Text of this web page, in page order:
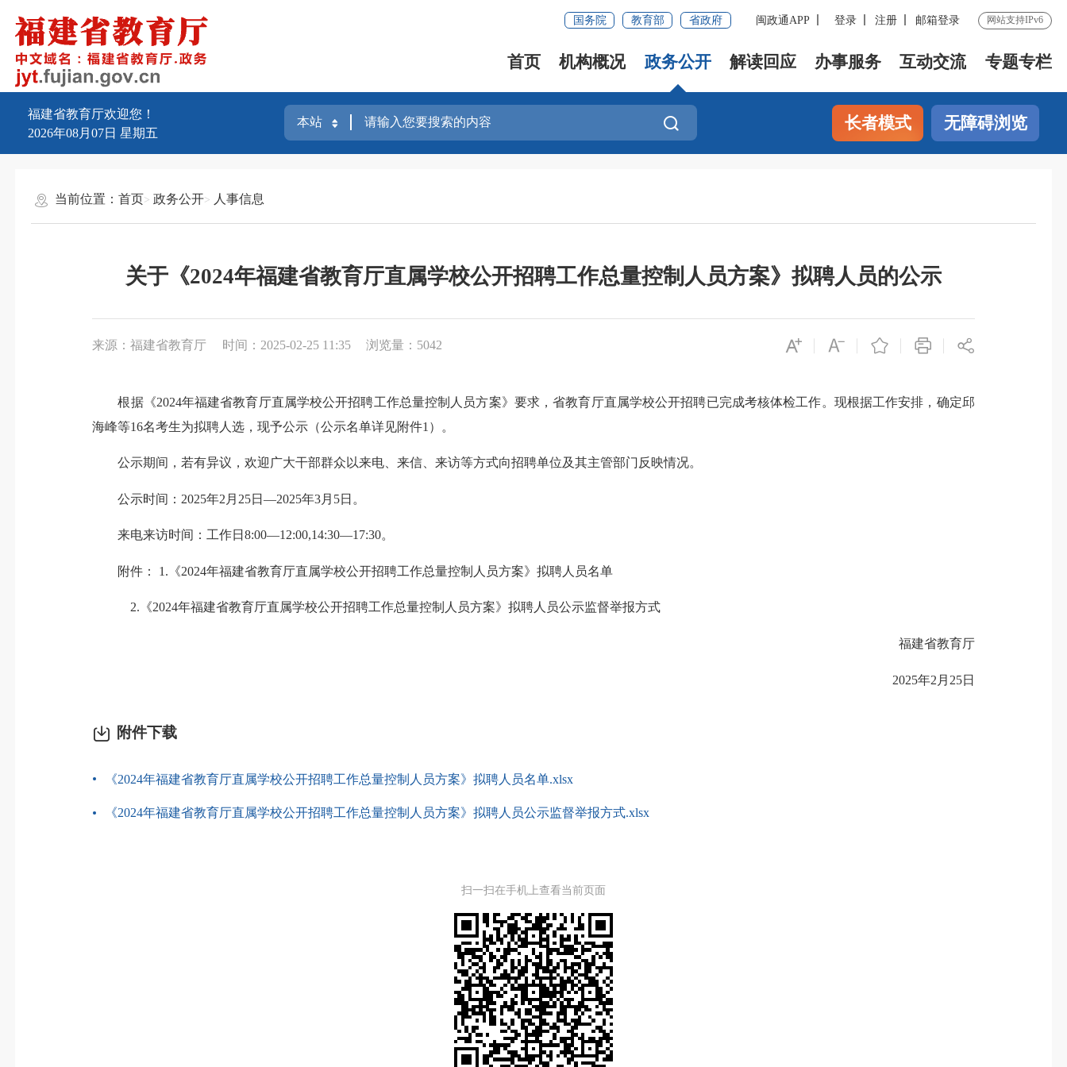
国务院 教育部 省政府 闽政通APP 登录 注册 邮箱登录 网站支持IPv6
首页 机构概况 政务公开 解读回应 办事服务 互动交流 专题专栏
福建省教育厅欢迎您！
2026年08月07日 星期五
长者模式 无障碍浏览
当前位置：首页 政务公开 人事信息
关于《2024年福建省教育厅直属学校公开招聘工作总量控制人员方案》拟聘人员的公示
来源：福建省教育厅 时间：2025-02-25 11:35 浏览量：5042
根据《2024年福建省教育厅直属学校公开招聘工作总量控制人员方案》要求，省教育厅直属学校公开招聘已完成考核体检工作。现根据工作安排，确定邱
海峰等16名考生为拟聘人选，现予公示（公示名单详见附件1）。
公示期间，若有异议，欢迎广大干部群众以来电、来信、来访等方式向招聘单位及其主管部门反映情况。
公示时间：2025年2月25日—2025年3月5日。
来电来访时间：工作日8:00—12:00,14:30—17:30。
附件： 1.《2024年福建省教育厅直属学校公开招聘工作总量控制人员方案》拟聘人员名单
2.《2024年福建省教育厅直属学校公开招聘工作总量控制人员方案》拟聘人员公示监督举报方式
福建省教育厅
2025年2月25日
附件下载
《2024年福建省教育厅直属学校公开招聘工作总量控制人员方案》拟聘人员名单.xlsx
《2024年福建省教育厅直属学校公开招聘工作总量控制人员方案》拟聘人员公示监督举报方式.xlsx
扫一扫在手机上查看当前页面